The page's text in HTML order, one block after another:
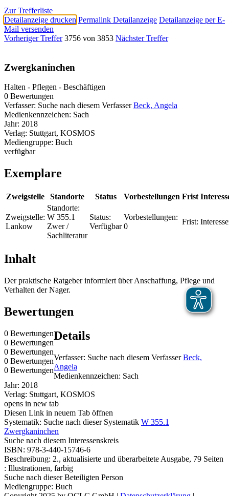
Zur Trefferliste
Detailanzeige drucken Permalink Detailanzeige Detailanzeige per E-
Mail versenden
Vorheriger Treffer 3756 von 3853 Nächster Treffer
Zwergkaninchen
Halten - Pflegen - Beschäftigen
0 Bewertungen
Verfasser: Suche nach diesem Verfasser Beck, Angela
Medienkennzeichen: Sach
Jahr: 2018
Verlag: Stuttgart, KOSMOS
Mediengruppe: Buch
verfügbar
Exemplare
Zweigstelle Standorte Status Vorbestellungen Frist
Zweigstelle:
Lankow
Standorte:
W 355.1
Zwer /
Sachliteratur
Status:
Verfügbar
Vorbestellungen:
0
Frist:
Inhalt
Der praktische Ratgeber informiert über Anschaffung, Pflege und
Verhalten der Nager.
Bewertungen
0 Bewertungen
0 Bewertungen
0 Bewertungen
0 Bewertungen
0 Bewertungen
Details
Verfasser: Suche nach diesem Verfasser Beck,
Angela
Medienkennzeichen: Sach
Jahr: 2018
Verlag: Stuttgart, KOSMOS
opens in new tab
Diesen Link in neuem Tab öffnen
Systematik: Suche nach dieser Systematik W 355.1
Zwergkaninchen
Suche nach diesem Interessenskreis
ISBN: 978-3-440-15746-6
Beschreibung: 2., aktualisierte und überarbeitete Ausgabe, 79 Seiten
: Illustrationen, farbig
Suche nach dieser Beteiligten Person
Mediengruppe: Buch